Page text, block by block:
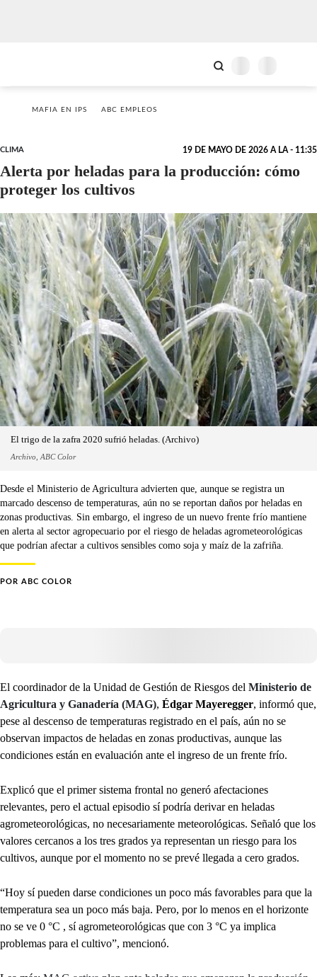
MAFIA EN IPS ABC EMPLEOS
CLIMA 19 DE MAYO DE 2026 A LA - 11:35
Alerta por heladas para la producción: cómo
proteger los cultivos
El trigo de la zafra 2020 sufrió heladas. (Archivo)
Archivo, ABC Color
Desde el Ministerio de Agricultura advierten que, aunque se registra un
marcado descenso de temperaturas, aún no se reportan daños por heladas en
zonas productivas. Sin embargo, el ingreso de un nuevo frente frío mantiene
en alerta al sector agropecuario por el riesgo de heladas agrometeorológicas
que podrían afectar a cultivos sensibles como soja y maíz de la zafriña.
POR ABC COLOR
El coordinador de la Unidad de Gestión de Riesgos del Ministerio de
Agricultura y Ganadería (MAG), Édgar Mayeregger, informó que,
pese al descenso de temperaturas registrado en el país, aún no se
observan impactos de heladas en zonas productivas, aunque las
condiciones están en evaluación ante el ingreso de un frente frío.
Explicó que el primer sistema frontal no generó afectaciones
relevantes, pero el actual episodio sí podría derivar en heladas
agrometeorológicas, no necesariamente meteorológicas. Señaló que los
valores cercanos a los tres grados ya representan un riesgo para los
cultivos, aunque por el momento no se prevé llegada a cero grados.
“Hoy sí pueden darse condiciones un poco más favorables para que la
temperatura sea un poco más baja. Pero, por lo menos en el horizonte
no se ve 0 °C , sí agrometeorológicas que con 3 °C ya implica
problemas para el cultivo”, mencionó.